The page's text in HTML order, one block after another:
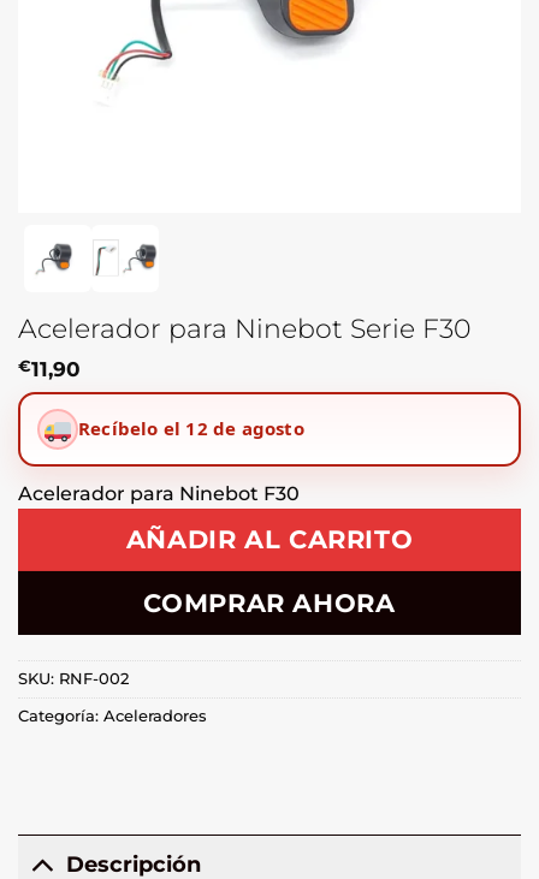
Acelerador para Ninebot Serie F30
€11,90
Recíbelo el 12 de agosto
Acelerador para Ninebot F30
AÑADIR AL CARRITO
COMPRAR AHORA
SKU: RNF-002
Categoría: Aceleradores
Descripción